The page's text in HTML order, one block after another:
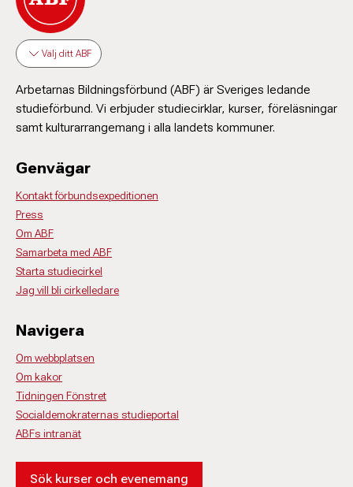
Välj ditt ABF
Arbetarnas Bildningsförbund (ABF) är Sveriges ledande
studieförbund. Vi erbjuder studiecirklar, kurser, föreläsningar
samt kulturarrangemang i alla landets kommuner.
Genvägar
Kontakt förbundsexpeditionen
Press
Om ABF
Samarbeta med ABF
Starta studiecirkel
Jag vill bli cirkelledare
Navigera
Om webbplatsen
Om kakor
Tidningen Fönstret
Socialdemokraternas studieportal
ABFs intranät
Sök kurser och evenemang